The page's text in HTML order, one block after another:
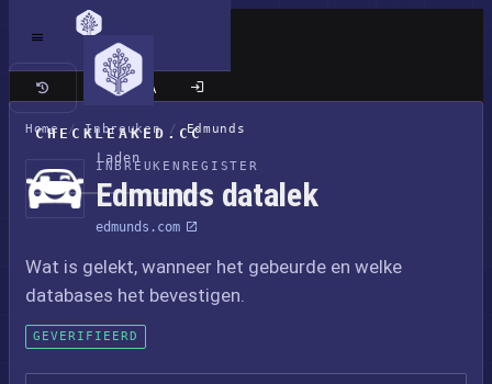
CHECKLEAKED.CC
Laden
Klassieke site
Home / Inbreuken / Edmunds
INBREUKENREGISTER
Edmunds datalek
edmunds.com
Wat is gelekt, wanneer het gebeurde en welke
databases het bevestigen.
GEVERIFIEERD